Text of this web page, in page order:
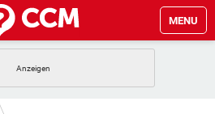
MENU